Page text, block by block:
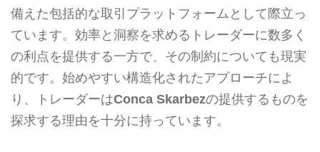
備えた包括的な取引プラットフォームとして際立っ
ています。効率と洞察を求めるトレーダーに数多く
の利点を提供する一方で、その制約についても現実
的です。始めやすい構造化されたアプローチによ
り、トレーダーはConca Skarbezの提供するものを
探求する理由を十分に持っています。